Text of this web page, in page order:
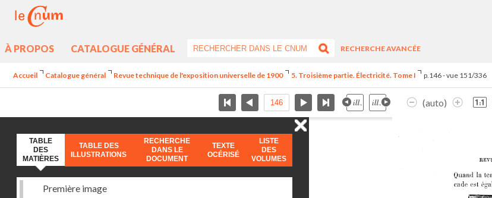
À PROPOS CATALOGUE GÉNÉRAL
RECHERCHE AVANCÉE
Accueil Catalogue général Revue technique de l'exposition universelle de 1900 5. Troisième partie. Électricité. Tome I p.146 - vue 151/336
(auto)
TABLE
DES
MATIÈRES
TABLE DES
ILLUSTRATIONS
RECHERCHE
DANS LE
DOCUMENT
TEXTE
OCÉRISÉ
LISTE
DES
VOLUMES
Première image